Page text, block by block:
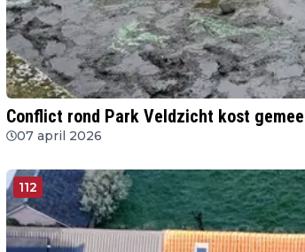
Conflict rond Park Veldzicht kost
07 april 2026
112